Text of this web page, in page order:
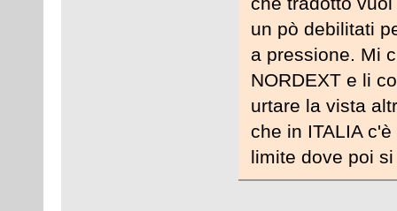
un pò debilitati
a pressione. Mi
NORDEXT e li
urtare la vista
che in ITALIA
limite dove poi